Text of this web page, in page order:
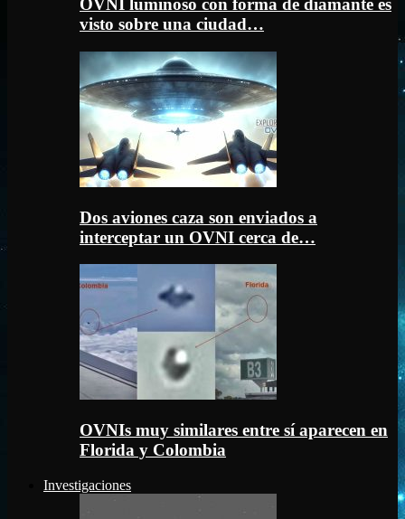
OVNI luminoso con forma de diamante es
visto sobre una ciudad…
Dos aviones caza son enviados a
interceptar un OVNI cerca de…
OVNIs muy similares entre sí aparecen en
Florida y Colombia
Investigaciones